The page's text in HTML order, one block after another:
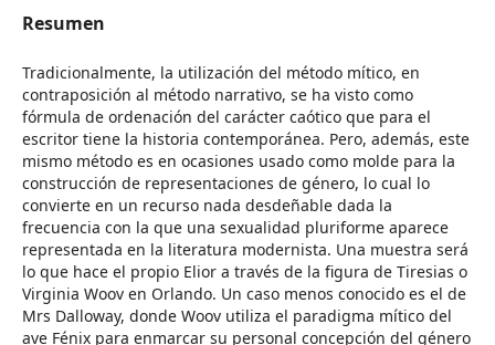
Resumen
Tradicionalmente, la utilización del método mítico, en
contraposición al método narrativo, se ha visto como
fórmula de ordenación del carácter caótico que para el
escritor tiene la historia contemporánea. Pero, además, este
mismo método es en ocasiones usado como molde para la
construcción de representaciones de género, lo cual lo
convierte en un recurso nada desdeñable dada la
frecuencia con la que una sexualidad pluriforme aparece
representada en la literatura modernista. Una muestra será
lo que hace el propio Elior a través de la figura de Tiresias o
Virginia Woov en Orlando. Un caso menos conocido es el de
Mrs Dalloway, donde Woov utiliza el paradigma mítico del
ave Fénix para enmarcar su personal concepción del género